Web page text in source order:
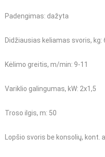
Padengimas: dažyta
Didžiausias keliamas svoris, kg:
Kėlimo greitis, m/min: 9-11
Variklio galingumas, kW: 2х1,5
Troso ilgis, m: 50
Lopšio svoris be konsolių, kont.